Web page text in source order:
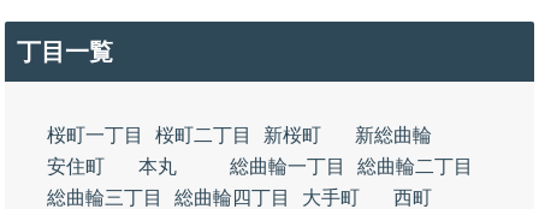
丁目一覧
桜町一丁目 桜町二丁目 新桜町
新総曲輪
安住町
本丸 総曲輪一丁目
総曲輪二丁目
総曲輪三丁目
総曲輪四丁目 大手町
西町